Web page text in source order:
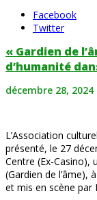
Facebook
Twitter
« Gardien de
d’humanité
décembre 28, 2024
L’Association
présenté, le 27
Centre (Ex-Casino),
(Gardien de l’âme),
et mis en scène par